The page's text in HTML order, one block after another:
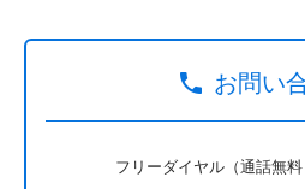
お問い
フリーダイヤル（通話無料